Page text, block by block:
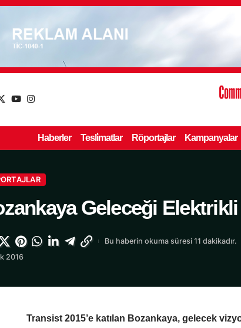
Haberler Tesli̇matlar Röportajlar Kampanyalar
Geleceği
2016
Bu haberin okuma süresi 11 dakikadır.
Transist 2015’e katılan Bozankaya, gelecek